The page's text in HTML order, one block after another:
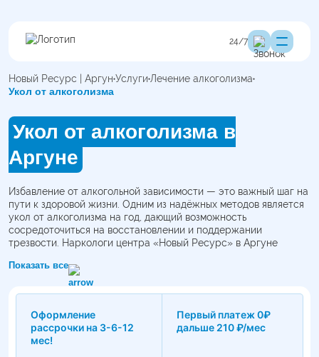
24/7
Новый Ресурс | Аргун Услуги Лечение алкоголизма
Укол от алкоголизма
Укол от алкоголизма в
Аргуне
Избавление от алкогольной зависимости — это важный шаг на
пути к здоровой жизни. Одним из надёжных методов является
укол от алкоголизма на год, дающий возможность
сосредоточиться на восстановлении и поддержании
трезвости. Наркологи центра «Новый Ресурс» в Аргуне
Показать все
Оформление
рассрочки на 3-6-12
мес!
Первый платеж 0₽
дальше 210 ₽/мес